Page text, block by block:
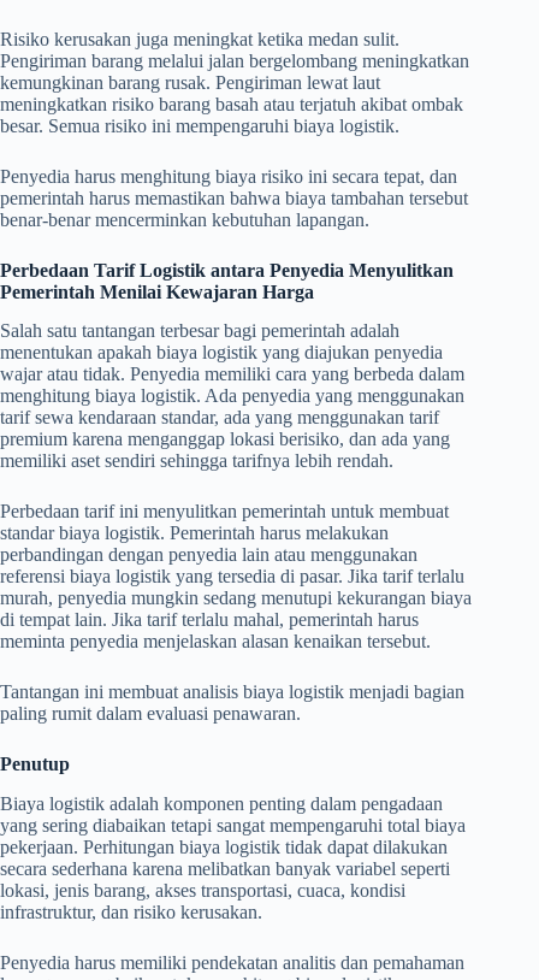
Risiko kerusakan juga meningkat ketika medan sulit.
Pengiriman barang melalui jalan bergelombang meningkatkan
kemungkinan barang rusak. Pengiriman lewat laut
meningkatkan risiko barang basah atau terjatuh akibat ombak
besar. Semua risiko ini mempengaruhi biaya logistik.
Penyedia harus menghitung biaya risiko ini secara tepat, dan
pemerintah harus memastikan bahwa biaya tambahan tersebut
benar-benar mencerminkan kebutuhan lapangan.
Perbedaan Tarif Logistik antara Penyedia Menyulitkan
Pemerintah Menilai Kewajaran Harga
Salah satu tantangan terbesar bagi pemerintah adalah
menentukan apakah biaya logistik yang diajukan penyedia
wajar atau tidak. Penyedia memiliki cara yang berbeda dalam
menghitung biaya logistik. Ada penyedia yang menggunakan
tarif sewa kendaraan standar, ada yang menggunakan tarif
premium karena menganggap lokasi berisiko, dan ada yang
memiliki aset sendiri sehingga tarifnya lebih rendah.
Perbedaan tarif ini menyulitkan pemerintah untuk membuat
standar biaya logistik. Pemerintah harus melakukan
perbandingan dengan penyedia lain atau menggunakan
referensi biaya logistik yang tersedia di pasar. Jika tarif terlalu
murah, penyedia mungkin sedang menutupi kekurangan biaya
di tempat lain. Jika tarif terlalu mahal, pemerintah harus
meminta penyedia menjelaskan alasan kenaikan tersebut.
Tantangan ini membuat analisis biaya logistik menjadi bagian
paling rumit dalam evaluasi penawaran.
Penutup
Biaya logistik adalah komponen penting dalam pengadaan
yang sering diabaikan tetapi sangat mempengaruhi total biaya
pekerjaan. Perhitungan biaya logistik tidak dapat dilakukan
secara sederhana karena melibatkan banyak variabel seperti
lokasi, jenis barang, akses transportasi, cuaca, kondisi
infrastruktur, dan risiko kerusakan.
Penyedia harus memiliki pendekatan analitis dan pemahaman